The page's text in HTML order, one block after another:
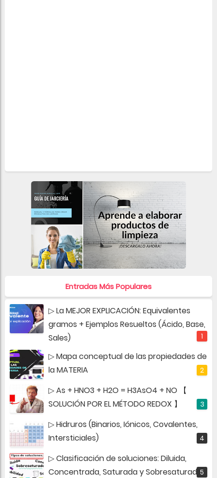
Entradas Más Populares
▷ La MEJOR EXPLICACIÓN: Equivalentes
gramos + Ejemplos Resueltos (Ácido, Base,
Sales)
▷ Mapa conceptual de las propiedades de
la MATERIA
▷ As + HNO3 + H2O = H3AsO4 + NO 【
SOLUCIÓN POR EL MÉTODO REDOX 】
▷ Hidruros (Binarios, Iónicos, Covalentes,
Intersticiales)
▷ Clasificación de soluciones: Diluida,
Concentrada, Saturada y Sobresaturada